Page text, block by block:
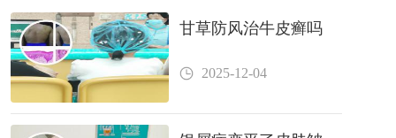
甘草防风治牛皮癣吗
2025-12-04